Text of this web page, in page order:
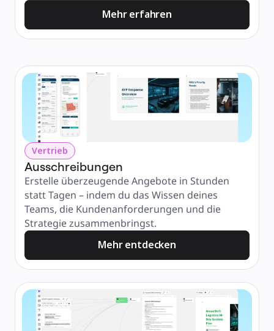
Mehr erfahren
Vertrieb
Ausschreibungen
Erstelle überzeugende Angebote in Stunden
statt Tagen – indem du das Wissen deines
Teams, die Kundenanforderungen und die
Strategie zusammenbringst.
Mehr entdecken